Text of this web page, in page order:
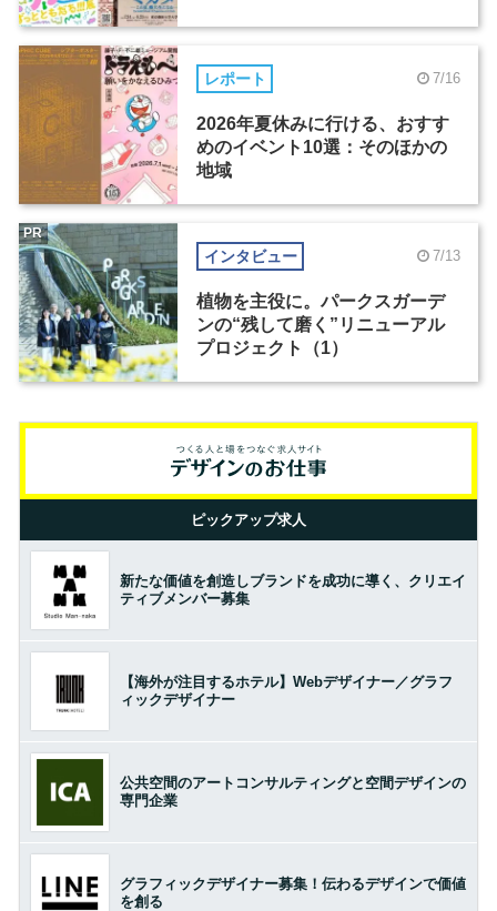
レポート 7/16
2026年夏休みに行ける、おすす
めのイベント10選：そのほかの
地域
インタビュー 7/13
植物を主役に。パークスガーデ
ンの“残して磨く”リニューアル
プロジェクト（1）
PR
ピックアップ求人
新たな価値を創造しブランドを成功に導く、クリエイ
ティブメンバー募集
【海外が注目するホテル】Webデザイナー／グラフ
ィックデザイナー
公共空間のアートコンサルティングと空間デザインの
専門企業
グラフィックデザイナー募集！伝わるデザインで価値
を創る